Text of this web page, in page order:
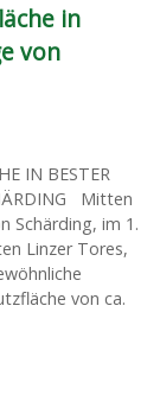
in
von
IN BESTER
Mitten
Schärding, im 1.
Linzer Tores,
von ca.